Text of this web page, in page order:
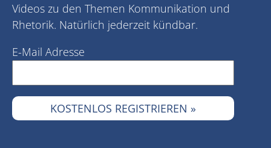
Videos zu den Themen Kommunikation und
Rhetorik. Natürlich jederzeit kündbar.
E-Mail Adresse